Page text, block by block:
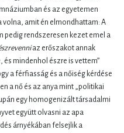
és az egyetemen
amit én elmondhattam: A
pedig rendszeresen kezet emel a
az erőszakot annak
mindenhol észre is vettem”
a férfiasság és a nőiség kérdése
a nő és az anya mint „politikai
egy homogenizált társadalmi
együtt olvasni az apa
árnyékában felsejlik a